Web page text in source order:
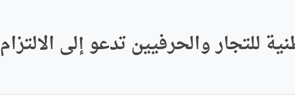
للتجار والحرفيين تدعو إلى الالتزام